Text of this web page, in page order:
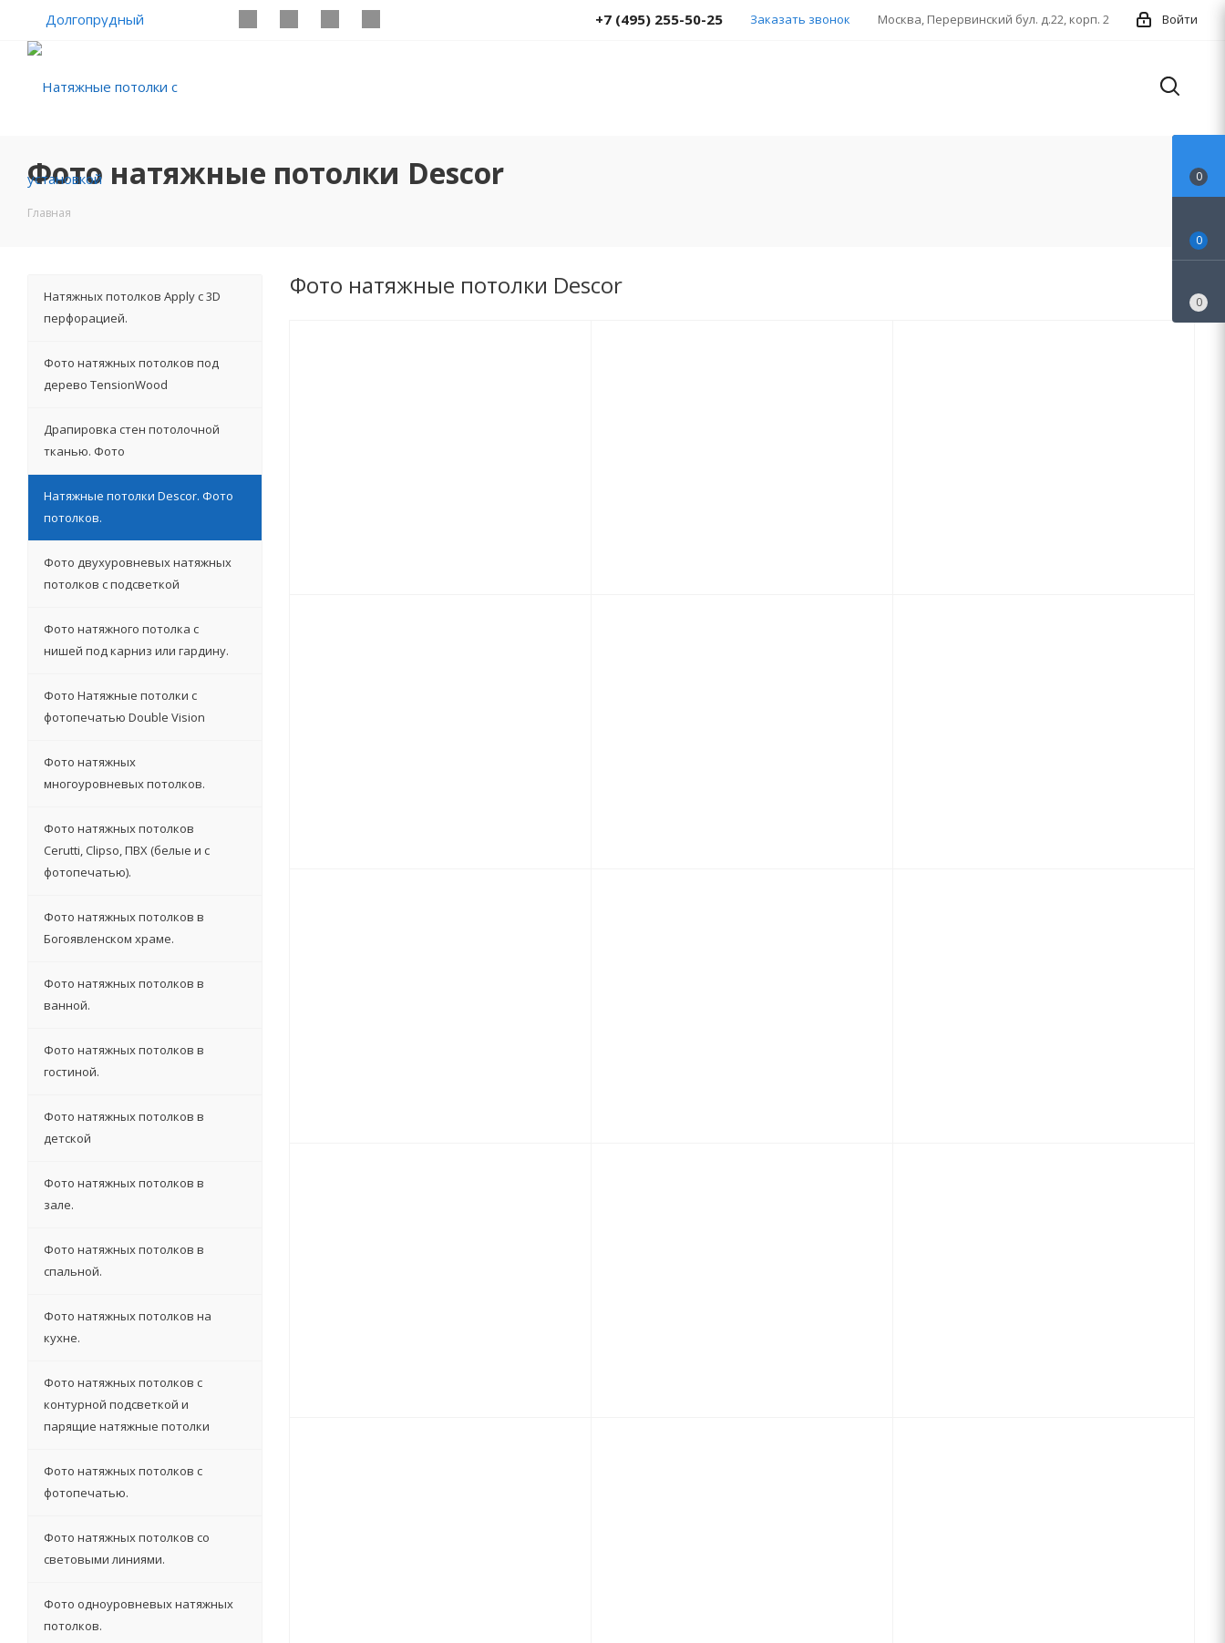
Долгопрудный Войти
Москва, Перервинский бул. д.22, корп. 2
+7 (495) 255-50-25 Заказать звонок
Фото натяжные потолки Descor
Главная
Фото натяжные потолки Descor
Натяжных потолков Apply с 3D
перфорацией.
Фото натяжных потолков под
дерево TensionWood
Драпировка стен потолочной
тканью. Фото
Натяжные потолки Descor. Фото
потолков.
Фото двухуровневых натяжных
потолков с подсветкой
Фото натяжного потолка с
нишей под карниз или гардину.
Фото Натяжные потолки с
фотопечатью Double Vision
Фото натяжных
многоуровневых потолков.
Фото натяжных потолков
Cerutti, Clipso, ПВХ (белые и с
фотопечатью).
Фото натяжных потолков в
Богоявленском храме.
Фото натяжных потолков в
ванной.
Фото натяжных потолков в
гостиной.
Фото натяжных потолков в
детской
Фото натяжных потолков в
зале.
Фото натяжных потолков в
спальной.
Фото натяжных потолков на
кухне.
Фото натяжных потолков с
контурной подсветкой и
парящие натяжные потолки
Фото натяжных потолков с
фотопечатью.
Фото натяжных потолков со
световыми линиями.
Фото одноуровневых натяжных
потолков.
0
0
0